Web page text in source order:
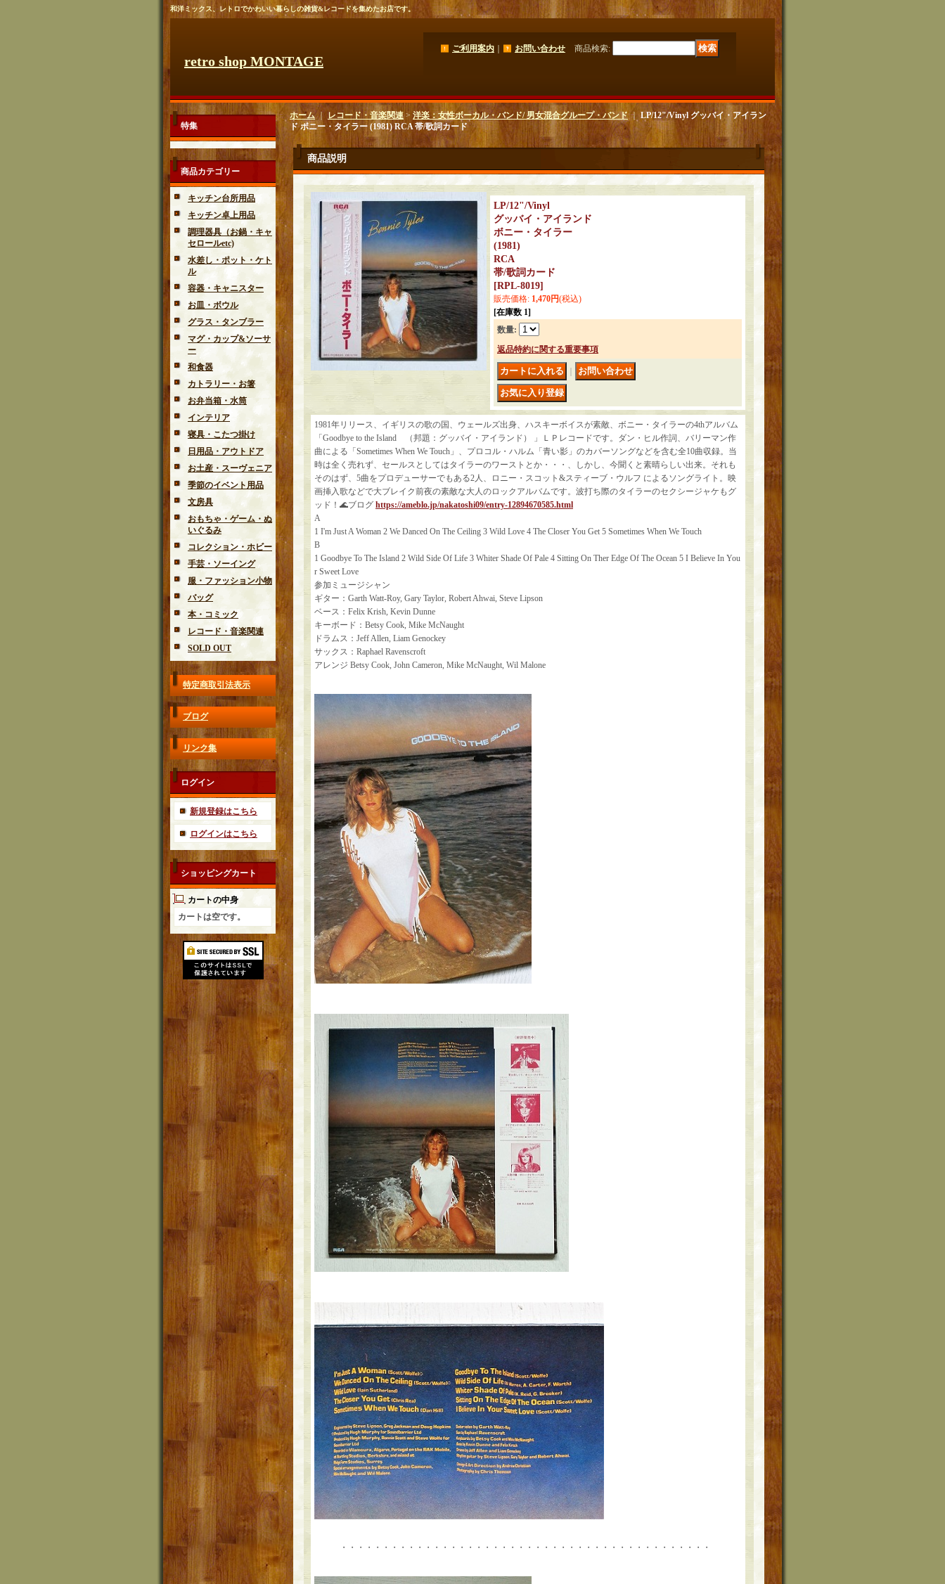
和洋ミックス、レトロでかわいい暮らしの雑貨&レコードを集めたお店です。
retro shop MONTAGE
ご利用案内 お問い合わせ 商品検索:
特集
商品カテゴリー
キッチン台所用品
キッチン卓上用品
調理器具（お鍋・キャ
セロールetc)
水差し・ポット・ケト
ル
容器・キャニスター
お皿・ボウル
グラス・タンブラー
マグ・カップ&ソーサ
ー
和食器
カトラリー・お箸
お弁当箱・水筒
インテリア
寝具・こたつ掛け
日用品・アウトドア
お土産・スーヴェニア
季節のイベント用品
文房具
おもちゃ・ゲーム・ぬ
いぐるみ
コレクション・ホビー
手芸・ソーイング
服・ファッション小物
バッグ
本・コミック
レコード・音楽関連
SOLD OUT
特定商取引法表示
ブログ
リンク集
ログイン
新規登録はこちら
ログインはこちら
ショッピングカート
カートの中身
カートは空です。
ホーム｜ レコード・音楽関連 > 洋楽：女性ボーカル・バンド/ 男女混合グループ・バンド｜LP/12"/Vinyl グッバイ・アイラン
ド ボニー・タイラー (1981) RCA 帯/歌詞カード
商品説明
LP/12"/Vinyl
グッバイ・アイランド
ボニー・タイラー
(1981)
RCA
帯/歌詞カード
[RPL-8019]
販売価格: 1,470円(税込)
[在庫数 1]
数量:
返品特約に関する重要事項
1981年リリース、イギリスの歌の国、ウェールズ出身、ハスキーボイスが素敵、ボニー・タイラーの4thアルバム
「Goodbye to the Island （邦題：グッバイ・アイランド） 」ＬＰレコードです。ダン・ヒル作詞、バリーマン作
曲による「Sometimes When We Touch」、プロコル・ハルム「青い影」のカバーソングなどを含む全10曲収録。当
時は全く売れず、セールスとしてはタイラーのワーストとか・・・、しかし、今聞くと素晴らしい出来。それも
そのはず、5曲をプロデューサーでもある2人、ロニー・スコット&スティーブ・ウルフ によるソングライト。映
画挿入歌などで大ブレイク前夜の素敵な大人のロックアルバムです。波打ち際のタイラーのセクシージャケもグ
ッド！🌊ブログ https://ameblo.jp/nakatoshi09/entry-12894670585.html
A
1 I'm Just A Woman 2 We Danced On The Ceiling 3 Wild Love 4 The Closer You Get 5 Sometimes When We Touch
B
1 Goodbye To The Island 2 Wild Side Of Life 3 Whiter Shade Of Pale 4 Sitting On Ther Edge Of The Ocean 5 I Believe In You
r Sweet Love
参加ミュージシャン
ギター：Garth Watt-Roy, Gary Taylor, Robert Ahwai, Steve Lipson
ベース：Felix Krish, Kevin Dunne
キーボード：Betsy Cook, Mike McNaught
ドラムス：Jeff Allen, Liam Genockey
サックス：Raphael Ravenscroft
アレンジ Betsy Cook, John Cameron, Mike McNaught, Wil Malone
・・・・・・・・・・・・・・・・・・・・・・・・・・・・・・・・・・・・・・・・・・・・